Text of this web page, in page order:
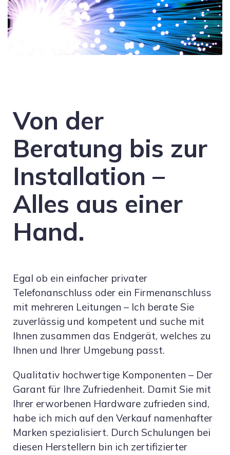
Von der
Beratung bis zur
Installation –
Alles aus einer
Hand.
Egal ob ein einfacher privater
Telefonanschluss oder ein Firmenanschluss
mit mehreren Leitungen – Ich berate Sie
zuverlässig und kompetent und suche mit
Ihnen zusammen das Endgerät, welches zu
Ihnen und Ihrer Umgebung passt.
Qualitativ hochwertige Komponenten – Der
Garant für Ihre Zufriedenheit. Damit Sie mit
Ihrer erworbenen Hardware zufrieden sind,
habe ich mich auf den Verkauf namenhafter
Marken spezialisiert. Durch Schulungen bei
diesen Herstellern bin ich zertifizierter